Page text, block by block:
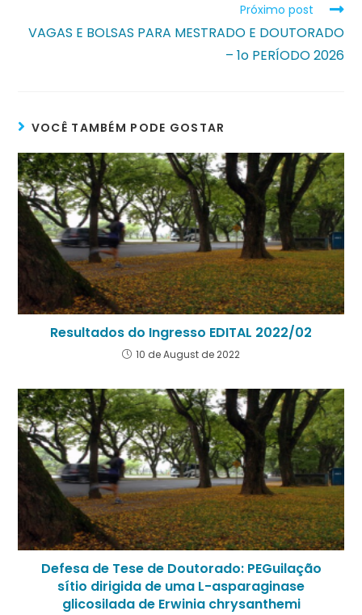
Próximo post
VAGAS E BOLSAS PARA MESTRADO E DOUTORADO
– 1o PERÍODO 2026
VOCÊ TAMBÉM PODE GOSTAR
Resultados do Ingresso EDITAL 2022/02
10 de August de 2022
Defesa de Tese de Doutorado: PEGuilação
sítio dirigida de uma L-asparaginase
glicosilada de Erwinia chrysanthemi